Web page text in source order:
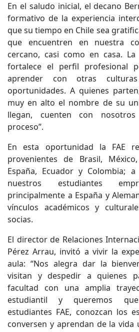
En el saludo inicial, el decano
formativo de la experiencia
que su tiempo en Chile sea
que encuentren en nuestra
cercano, casi como en casa. La
fortalece el perfil profesional
aprender con otras
oportunidades. A quienes
muy en alto el nombre de su
llegan, cuenten con
proceso”.
En esta oportunidad la FAE
provenientes de Brasil,
España, Ecuador y Colombia;
nuestros estudiantes
principalmente a España y
vínculos académicos y
socias.
El director de Relaciones
Pérez Arrau, invitó a vivir la
aula: “Nos alegra dar la
visitan y despedir a quienes
facultad con una amplia
estudiantil y queremos
estudiantes FAE, conozcan los
conversen y aprendan de la vida